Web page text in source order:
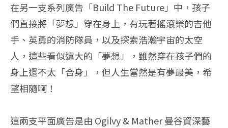
在另一支系列廣告「Build The Future」中，孩子
們直接將「夢想」穿在身上，有玩著搖滾樂的吉他
手、英勇的消防隊員，以及探索浩瀚宇宙的太空
人，這些看似遠大的「夢想」，雖然穿在孩子們的
身上還不太「合身」，但人生當然是有夢最美，希
望相隨啊！
這兩支平面廣告是由 Ogilvy & Mather 曼谷資深藝